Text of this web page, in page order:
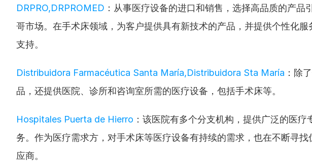
DRPRO,DRPROMED ：从事医疗设备的进口和销售，选择高品质的产品
哥市场。在手术床领域，为客户提供具有新技术的产品，并提供个性化服
支持。
Distribuidora Farmacéutica Santa María,Distribuidora Sta María ：除
品，还提供医院、诊所和咨询室所需的医疗设备，包括手术床等。
Hospitales Puerta de Hierro ：该医院有多个分支机构，提供广泛的医疗
务。作为医疗需求方，对手术床等医疗设备有持续的需求，也在不断寻找
应商。